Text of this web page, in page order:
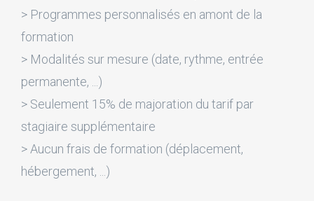
> Programmes personnalisés en amont de la
formation
> Modalités sur mesure (date, rythme, entrée
permanente, ...)
> Seulement 15% de majoration du tarif par
stagiaire supplémentaire
> Aucun frais de formation (déplacement,
hébergement, ...)